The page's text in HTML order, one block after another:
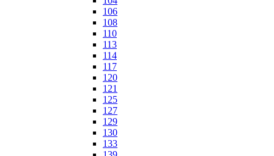
106
108
110
113
114
117
120
121
125
127
129
130
133